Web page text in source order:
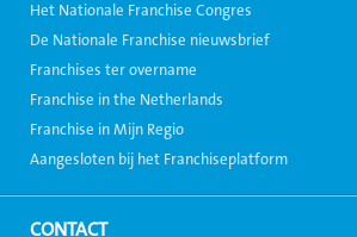
Het Nationale Franchise Congres
De Nationale Franchise nieuwsbrief
Franchises ter overname
Franchise in the Netherlands
Franchise in Mijn Regio
Aangesloten bij het Franchiseplatform
CONTACT